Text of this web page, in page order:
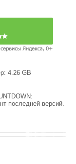
4.26 GB
последней версий.